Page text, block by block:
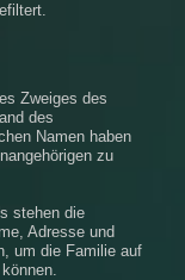
Zweiges des
des
Namen haben
zu
stehen die
Adresse und
um die Familie auf